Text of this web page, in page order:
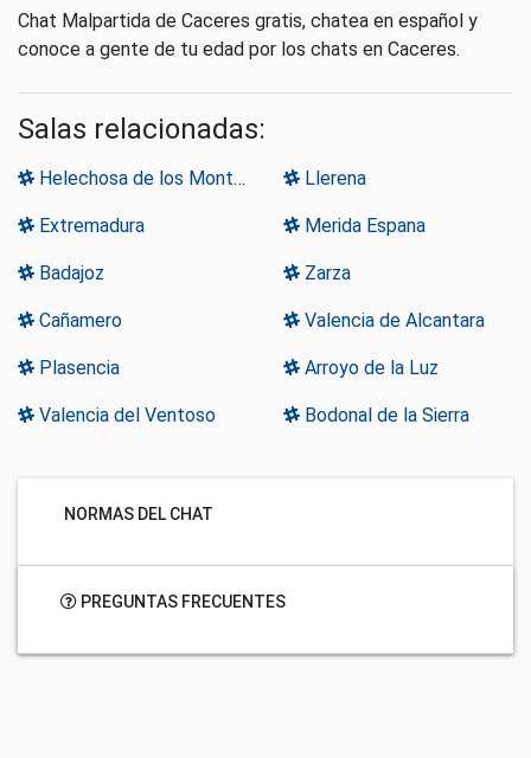
Chat Malpartida de Caceres gratis, chatea en español y
conoce a gente de tu edad por los chats en Caceres.
Salas relacionadas:
Helechosa de los Montes Llerena
Extremadura Merida Espana
Badajoz Zarza
Cañamero Valencia de Alcantara
Plasencia Arroyo de la Luz
Valencia del Ventoso Bodonal de la Sierra
NORMAS DEL CHAT
PREGUNTAS FRECUENTES